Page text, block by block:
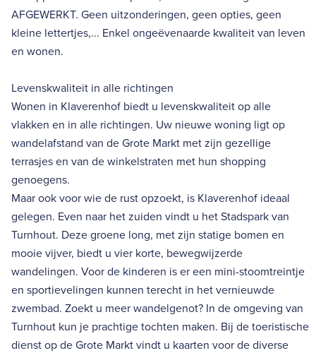
AFGEWERKT. Geen uitzonderingen, geen opties, geen
kleine lettertjes,... Enkel ongeëvenaarde kwaliteit van leven
en wonen.
Levenskwaliteit in alle richtingen
Wonen in Klaverenhof biedt u levenskwaliteit op alle
vlakken en in alle richtingen. Uw nieuwe woning ligt op
wandelafstand van de Grote Markt met zijn gezellige
terrasjes en van de winkelstraten met hun shopping
genoegens.
Maar ook voor wie de rust opzoekt, is Klaverenhof ideaal
gelegen. Even naar het zuiden vindt u het Stadspark van
Turnhout. Deze groene long, met zijn statige bomen en
mooie vijver, biedt u vier korte, bewegwijzerde
wandelingen. Voor de kinderen is er een mini-stoomtreintje
en sportievelingen kunnen terecht in het vernieuwde
zwembad. Zoekt u meer wandelgenot? In de omgeving van
Turnhout kun je prachtige tochten maken. Bij de toeristische
dienst op de Grote Markt vindt u kaarten voor de diverse